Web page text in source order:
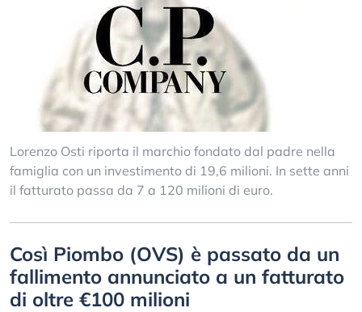
Lorenzo Osti riporta il marchio fondato dal padre nella
famiglia con un investimento di 19,6 milioni. In sette anni
il fatturato passa da 7 a 120 milioni di euro.
Così Piombo (OVS) è passato da un
fallimento annunciato a un fatturato
di oltre €100 milioni